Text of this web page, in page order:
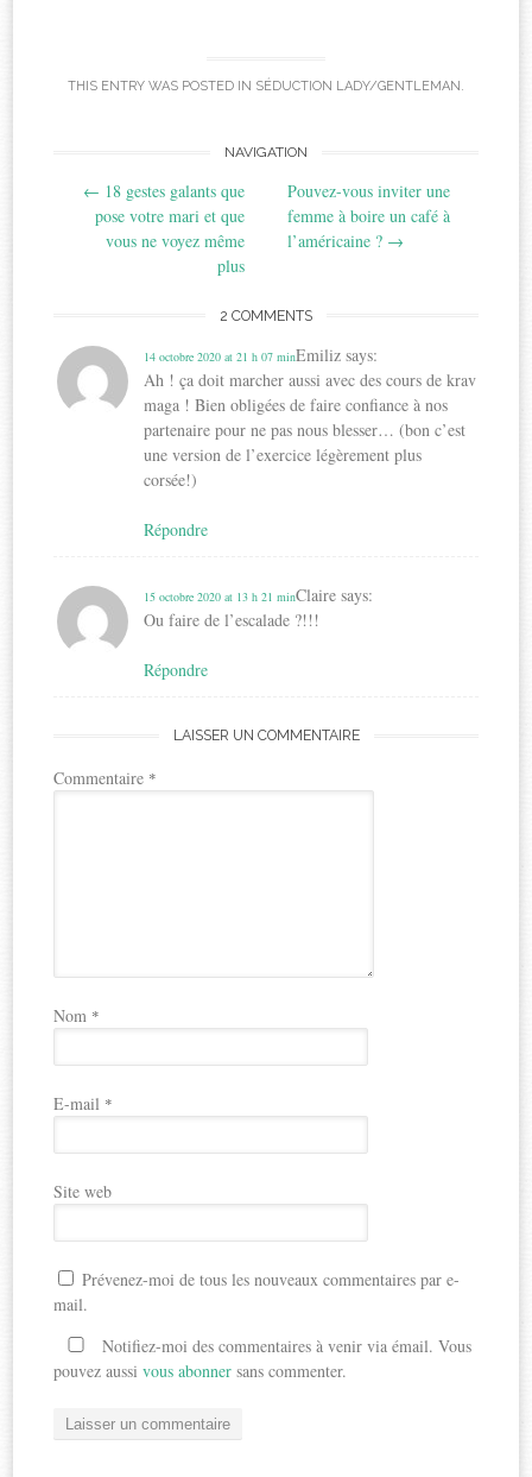
THIS ENTRY WAS POSTED IN SÉDUCTION LADY/GENTLEMAN.
navigation
NAVIGATION
← 18 gestes galants que
pose votre mari et que
vous ne voyez même
plus
Pouvez-vous inviter une
femme à boire un café à
l’américaine ? →
2 COMMENTS
Emiliz says:
14 octobre 2020 at 21 h 07 min
Ah ! ça doit marcher aussi avec des cours de krav
maga ! Bien obligées de faire confiance à nos
partenaire pour ne pas nous blesser… (bon c’est
une version de l’exercice légèrement plus
corsée!)
Répondre
Claire says:
15 octobre 2020 at 13 h 21 min
Ou faire de l’escalade ?!!!
Répondre
LAISSER UN COMMENTAIRE
Commentaire *
Nom *
E-mail *
Site web
Prévenez-moi de tous les nouveaux commentaires par e-
mail.
Notifiez-moi des commentaires à venir via émail. Vous
pouvez aussivous abonner sans commenter.